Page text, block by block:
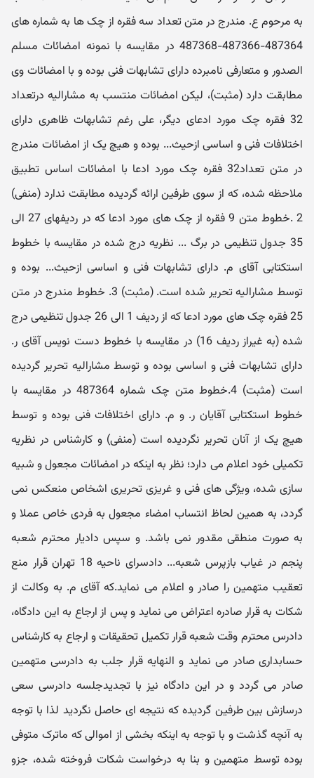
به مرحوم ع. مندرج در متن تعداد سه فقره از چک ها به شماره های
487364-487366-487368 در مقایسه با نمونه امضائات مسلم
الصدور و متعارفی نامبرده دارای تشابهات فنی بوده و با امضائات وی
مطابقت دارد (مثبت)، لیکن امضائات منتسب به مشارالیه درتعداد
32 فقره چک مورد ادعای دیگر، علی رغم تشابهات ظاهری دارای
اختلافات فنی و اساسی ازحیث... بوده و هیچ یک از امضائات مندرج
در متن تعداد32 فقره چک مورد ادعا با امضائات اساس تطبیق
ملاحظه شده، که از سوی طرفین ارائه گردیده مطابقت ندارد (منفی)
2 .خطوط متن 9 فقره از چک های مورد ادعا که در ردیفهای 27 الی
35 جدول تنظیمی در برگ ... نظریه درج شده در مقایسه با خطوط
استکتابی آقای م. دارای تشابهات فنی و اساسی ازحیث... بوده و
توسط مشارالیه تحریر شده است. (مثبت) 3. خطوط مندرج در متن
25 فقره چک های مورد ادعا که از ردیف 1 الی 26 جدول تنظیمی درج
شده (به غیراز ردیف 16) در مقایسه با خطوط دست نویس آقای ر.
دارای تشابهات فنی و اساسی بوده و توسط مشارالیه تحریر گردیده
است (مثبت) 4.خطوط متن چک شماره 487364 در مقایسه با
خطوط استکتابی آقایان ر. و م. دارای اختلافات فنی بوده و توسط
هیچ یک از آنان تحریر نگردیده است (منفی) و کارشناس در نظریه
تکمیلی خود اعلام می دارد؛ نظر به اینکه در امضائات مجعول و شبیه
سازی شده، ویژگی های فنی و غریزی تحریری اشخاص منعکس نمی
گردد، به همین لحاظ انتساب امضاء مجعول به فردی خاص عملا و
به صورت منطقی مقدور نمی باشد. و سپس دادیار محترم شعبه
پنجم در غیاب بازپرس شعبه... دادسرای ناحیه 18 تهران قرار منع
تعقیب متهمین را صادر و اعلام می نماید.که آقای م. به وکالت از
شکات به قرار صادره اعتراض می نماید و پس از ارجاع به این دادگاه،
دادرس محترم وقت شعبه قرار تکمیل تحقیقات و ارجاع به کارشناس
حسابداری صادر می نماید و النهایه قرار جلب به دادرسی متهمین
صادر می گردد و در این دادگاه نیز با تجدیدجلسه دادرسی سعی
درسازش بین طرفین گردیده که نتیجه ای حاصل نگردید لذا با توجه
به آنچه گذشت و با توجه به اینکه بخشی از اموالی که ماترک متوفی
بوده توسط متهمین و بنا به درخواست شکات فروخته شده، جزو